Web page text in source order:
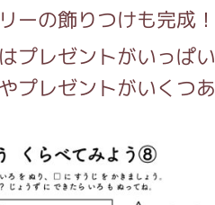
ーの飾りつけも完成！
プレゼントがいっぱい
プレゼントがいくつ